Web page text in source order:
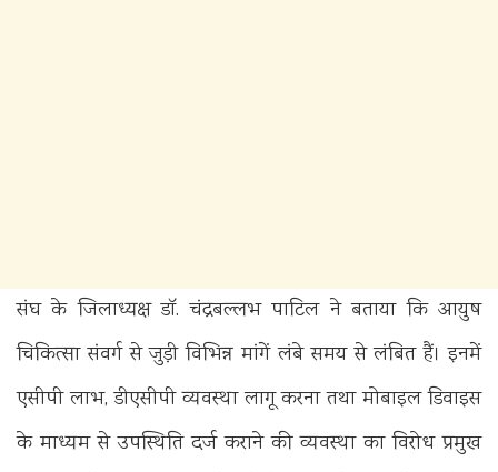
संघ के जिलाध्यक्ष डॉ. चंद्रबल्लभ पाटिल ने बताया कि आयुष
चिकित्सा संवर्ग से जुड़ी विभिन्न मांगें लंबे समय से लंबित हैं। इनमें
एसीपी लाभ, डीएसीपी व्यवस्था लागू करना तथा मोबाइल डिवाइस
के माध्यम से उपस्थिति दर्ज कराने की व्यवस्था का विरोध प्रमुख